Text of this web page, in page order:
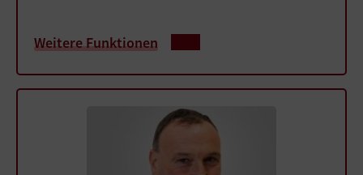
Weitere Funktionen